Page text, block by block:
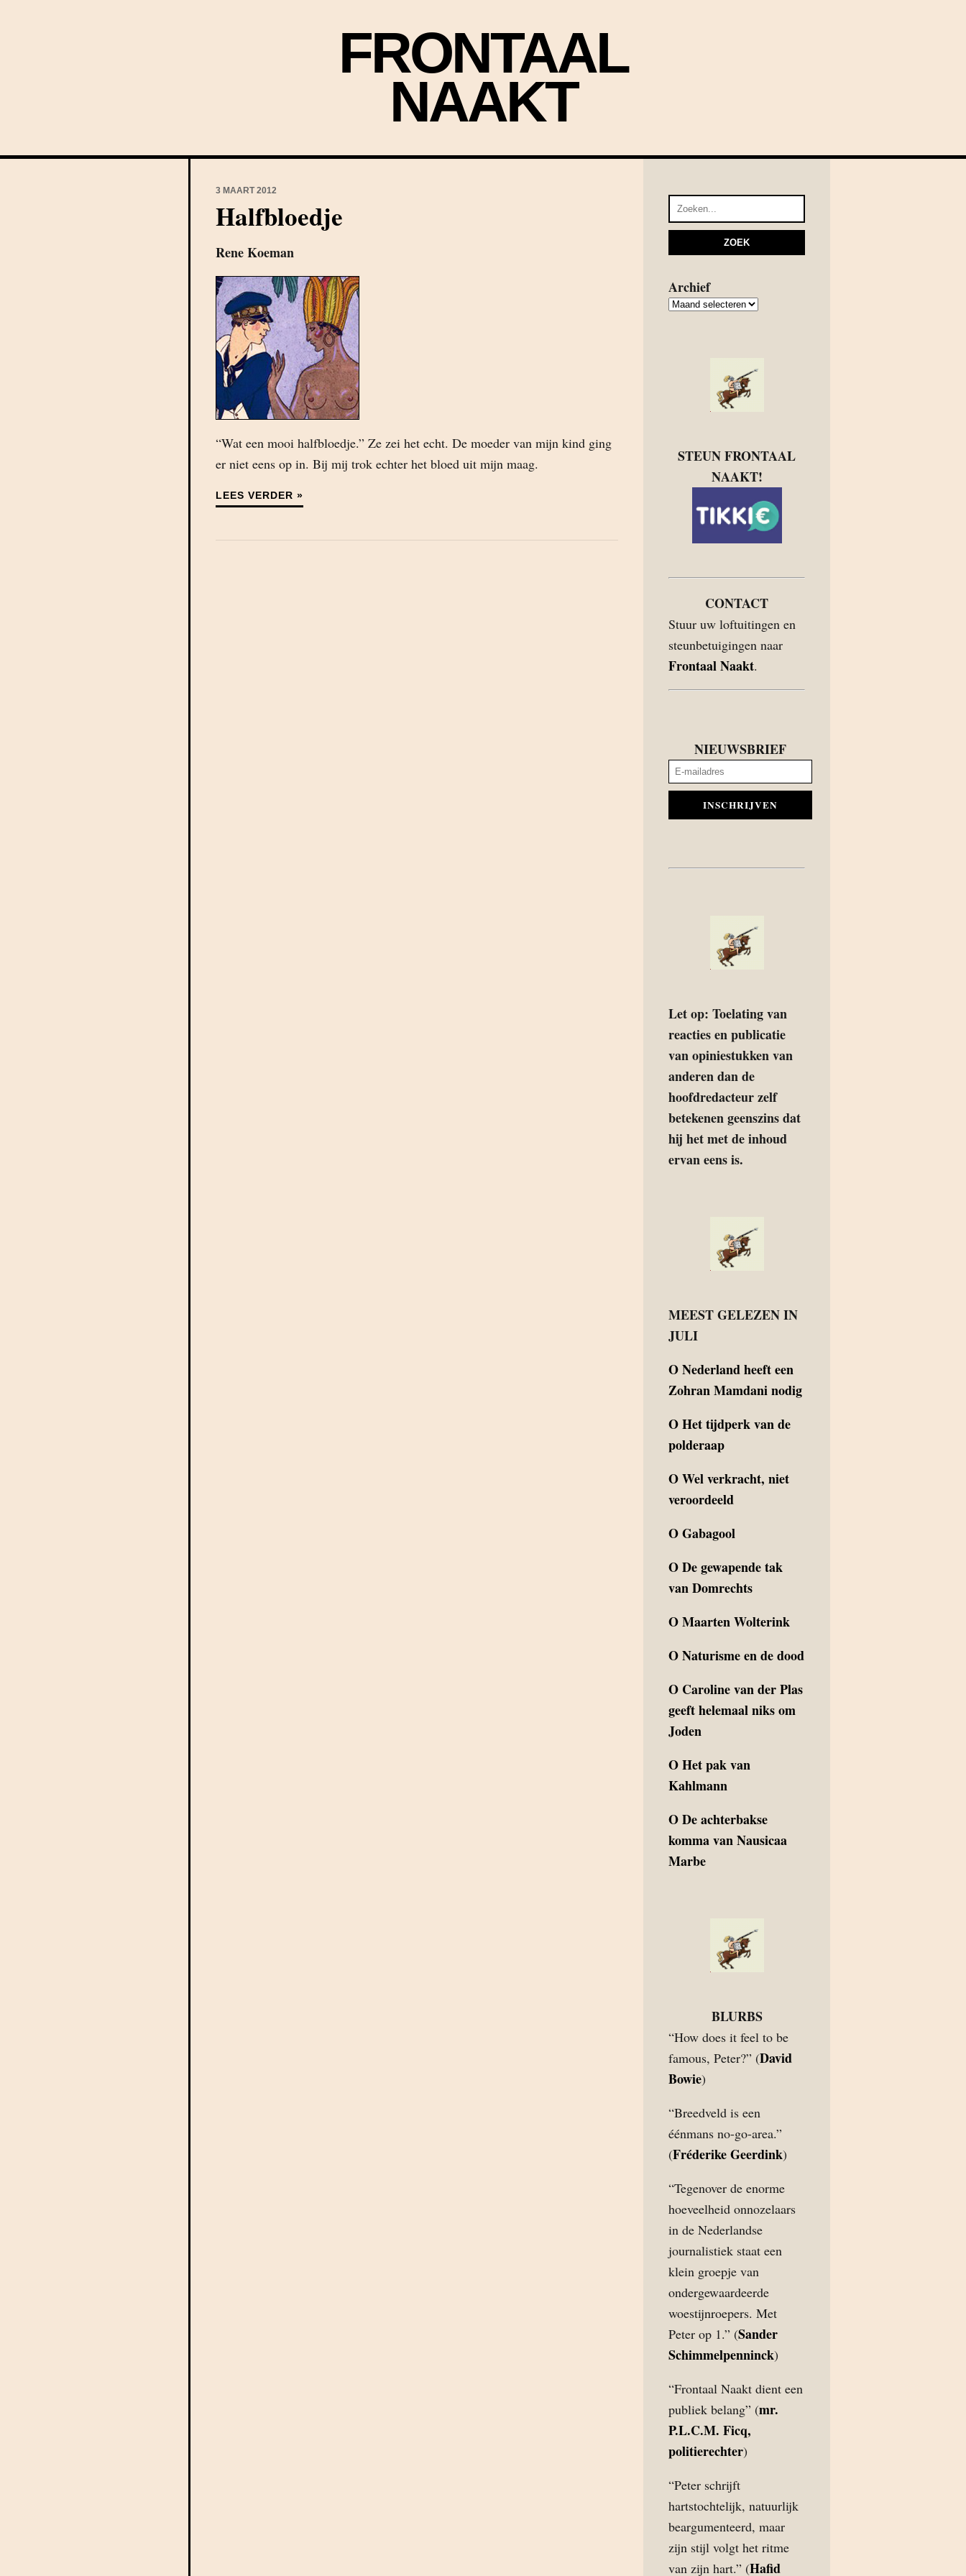
FRONTAAL
NAAKT
3 MAART 2012
Halfbloedje
Rene Koeman
“Wat een mooi halfbloedje.” Ze zei het echt. De moeder van mijn kind ging
er niet eens op in. Bij mij trok echter het bloed uit mijn maag.
LEES VERDER »
Archief
Archief
STEUN FRONTAAL
NAAKT!
CONTACT
Stuur uw loftuitingen en
steunbetuigingen naar
Frontaal Naakt.
NIEUWSBRIEF
INSCHRIJVEN
Let op: Toelating van
reacties en publicatie
van opiniestukken van
anderen dan de
hoofdredacteur zelf
betekenen geenszins dat
hij het met de inhoud
ervan eens is.
MEEST GELEZEN IN
JULI
ONederland heeft een
Zohran Mamdani nodig
OHet tijdperk van de
polderaap
OWel verkracht, niet
veroordeeld
OGabagool
ODe gewapende tak
van Domrechts
OMaarten Wolterink
ONaturisme en de dood
O Caroline van der Plas
geeft helemaal niks om
Joden
OHet pak van
Kahlmann
ODe achterbakse
komma van Nausicaa
Marbe
BLURBS
“How does it feel to be
famous, Peter?” (David
Bowie)
“Breedveld is een
éénmans no-go-area.”
(Fréderike Geerdink)
“Tegenover de enorme
hoeveelheid onnozelaars
in de Nederlandse
journalistiek staat een
klein groepje van
ondergewaardeerde
woestijnroepers. Met
Peter op 1.” (Sander
Schimmelpenninck)
“Frontaal Naakt dient een
publiek belang” (mr.
P.L.C.M. Ficq,
politierechter)
“Peter schrijft
hartstochtelijk, natuurlijk
beargumenteerd, maar
zijn stijl volgt het ritme
van zijn hart.” (Hafid